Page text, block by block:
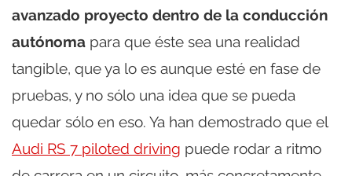
avanzado proyecto dentro de la conducción
autónoma para que éste sea una realidad
tangible, que ya lo es aunque esté en fase de
pruebas, y no sólo una idea que se pueda
quedar sólo en eso. Ya han demostrado que el
Audi RS 7 piloted driving puede rodar a ritmo